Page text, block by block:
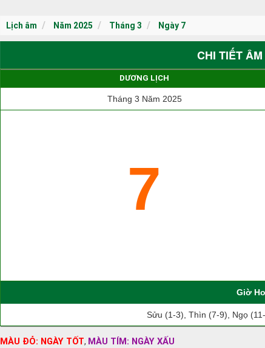
Lịch âm Năm 2025 Tháng 3 Ngày 7
CHI TIẾT
DƯƠNG LỊCH
Tháng 3 Năm 2025
7
Giờ
Sửu (1-3), Thìn (7-9), Ngọ
MÀU ĐỎ: NGÀY TỐT, MÀU TÍM: NGÀY XẤU